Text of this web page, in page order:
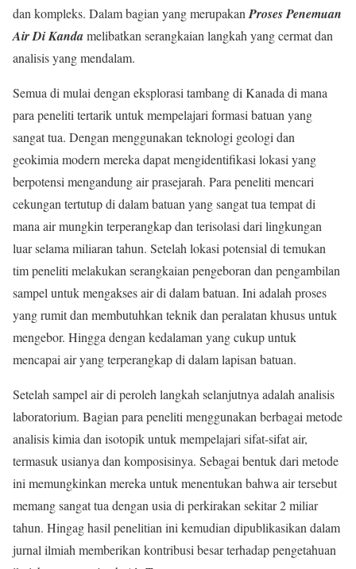
dan kompleks. Dalam bagian yang merupakan Proses Penemuan
Air Di Kandamelibatkan serangkaian langkah yang cermat dan
analisis yang mendalam.
Semua di mulai dengan eksplorasi tambang di Kanada di mana
para peneliti tertarik untuk mempelajari formasi batuan yang
sangat tua. Dengan menggunakan teknologi geologi dan
geokimia modern mereka dapat mengidentifikasi lokasi yang
berpotensi mengandung air prasejarah. Para peneliti mencari
cekungan tertutup di dalam batuan yang sangat tua tempat di
mana air mungkin terperangkap dan terisolasi dari lingkungan
luar selama miliaran tahun. Setelah lokasi potensial di temukan
tim peneliti melakukan serangkaian pengeboran dan pengambilan
sampel untuk mengakses air di dalam batuan. Ini adalah proses
yang rumit dan membutuhkan teknik dan peralatan khusus untuk
mengebor. Hingga dengan kedalaman yang cukup untuk
mencapai air yang terperangkap di dalam lapisan batuan.
Setelah sampel air di peroleh langkah selanjutnya adalah analisis
laboratorium. Bagian para peneliti menggunakan berbagai metode
analisis kimia dan isotopik untuk mempelajari sifat-sifat air,
termasuk usianya dan komposisinya. Sebagai bentuk dari metode
ini memungkinkan mereka untuk menentukan bahwa air tersebut
memang sangat tua dengan usia di perkirakan sekitar 2 miliar
tahun. Hingag hasil penelitian ini kemudian dipublikasikan dalam
jurnal ilmiah memberikan kontribusi besar terhadap pengetahuan